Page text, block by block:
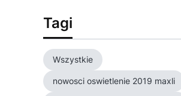
Tagi
Wszystkie
nowosci oswietlenie 2019 maxli